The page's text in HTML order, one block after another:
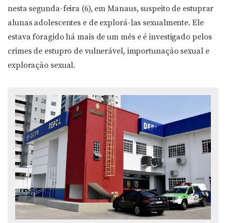
nesta segunda-feira (6), em Manaus, suspeito de estuprar
alunas adolescentes e de explorá-las sexualmente. Ele
estava foragido há mais de um mês e é investigado pelos
crimes de estupro de vulnerável, importunação sexual e
exploração sexual.